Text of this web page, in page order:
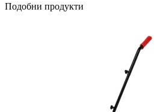
Подобни продукти